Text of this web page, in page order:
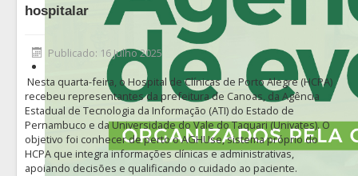
hospitalar
Publicado: 16 Julho 2025
Nesta quarta-feira, o Hospital de Clínicas de Porto Alegre (HCPA)
recebeu representantes da prefeitura de Canoas, da Agência
Estadual de Tecnologia da Informação (ATI) do Estado de
Pernambuco e da Universidade do Vale do Taquari (Univates). O
objetivo foi conhecer de perto o AGHUse, sistema próprio do
HCPA que integra informações clínicas e administrativas,
apoiando decisões e qualificando o cuidado ao paciente.